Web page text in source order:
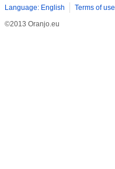
Language: English Terms of use
©2013 Oranjo.eu